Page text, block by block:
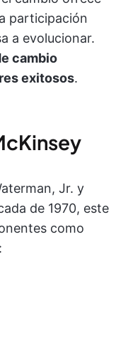
participación
a evolucionar.
cambio
exitosos.
Jr. y
de 1970, este
como